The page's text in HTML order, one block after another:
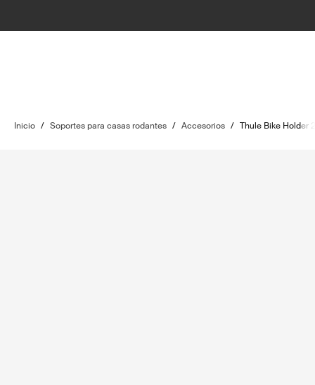
Inicio / Soportes para casas rodantes / Accesorios / Thule Bike Holder